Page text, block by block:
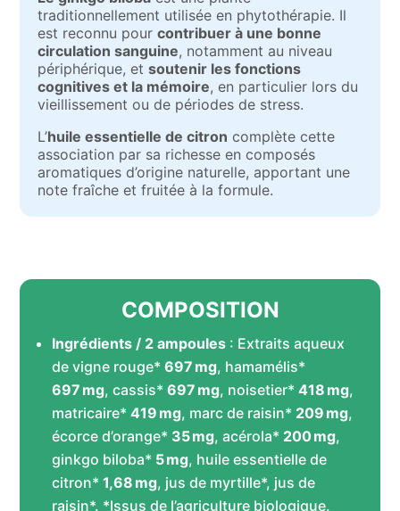
traditionnellement utilisée en phytothérapie. Il
est reconnu pourcontribuer à une bonne
circulation sanguine, notamment au niveau
périphérique, etsoutenir les fonctions
cognitives et la mémoire, en particulier lors du
vieillissement ou de périodes de stress.
L’huile essentielle de citron complète cette
association par sa richesse en composés
aromatiques d’origine naturelle, apportant une
note fraîche et fruitée à la formule.
COMPOSITION
Ingrédients / 2 ampoules : Extraits aqueux
de vigne rouge*697 mg, hamamélis*
697 mg, cassis*697 mg, noisetier*418 mg,
matricaire*419 mg, marc de raisin* 209 mg,
écorce d’orange* 35 mg, acérola* 200 mg,
ginkgo biloba* 5 mg, huile essentielle de
citron*1,68 mg, jus de myrtille*, jus de
raisin*. *Issus de l’agriculture biologique.